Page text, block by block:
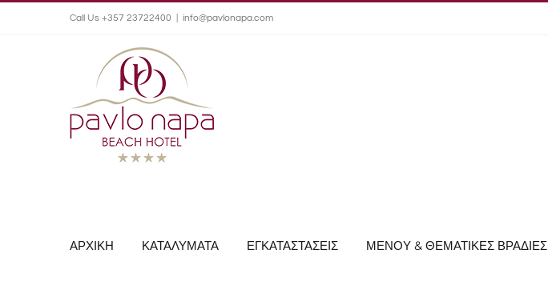
Call Us +357 23722400 info@pavlonapa.com
ΑΡΧΙΚΗ ΚΑΤΑΛΥΜΑΤΑ ΕΓΚΑΤΑΣΤΑΣΕΙΣ ΜΕΝΟΥ & ΘΕΜΑΤΙΚΕΣ ΒΡΑΔΙΕΣ